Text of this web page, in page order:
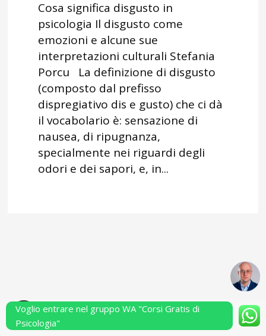
Cosa significa disgusto in
psicologia Il disgusto come
emozioni e alcune sue
interpretazioni culturali Stefania
Porcu La definizione di disgusto
(composto dal prefisso
dispregiativo dis e gusto) che ci dà
il vocabolario è: sensazione di
nausea, di ripugnanza,
specialmente nei riguardi degli
odori e dei sapori, e, in...
Powered by Performarsi S.a.s.
Voglio entrare nel gruppo WA "Corsi Gratis di
Psicologia"